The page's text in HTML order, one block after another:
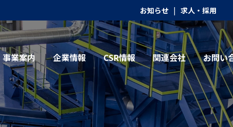
お知らせ | 求人・採用
事業案内 企業情報 CSR情報 関連会社 お問い